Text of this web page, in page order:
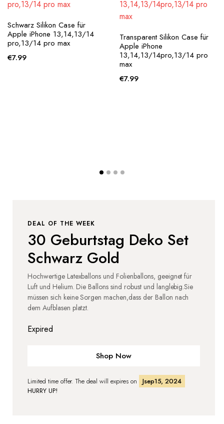
Schwarz Silikon Case für
Apple iPhone 13,14,13/14
pro,13/14 pro max
€7.99
Transparent Silikon Case für
Apple iPhone
13,14,13/14pro,13/14 pro
max
€7.99
DEAL OF THE WEEK
30 Geburtstag Deko Set
Schwarz Gold
Hochwertige Latexballons und Folienballons, geeignet für
Luft und Helium. Die Ballons sind robust und langlebig.Sie
müssen sich keine Sorgen machen,dass der Ballon nach
dem Aufblasen platzt.
Expired
Shop Now
Limited time offer. The deal will expires on
Jsep15, 2024
HURRY UP!